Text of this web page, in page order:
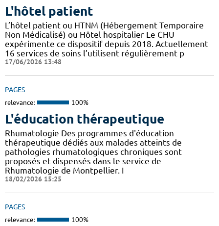
L'hôtel patient
L’hôtel patient ​​ou HTNM (Hébergement Temporaire
Non Médicalisé)​​​​​​ ou Hôtel hospitalier Le CHU
expérimente ce dispositif depuis 2018. Actuellement
16 services de soins l’utilisent régulièrement p
17/06/2026 13:48
PAGES
relevance: 100%
L'éducation thérapeutique
Rhumatologie Des programmes d'éducation
thérapeutique dédiés aux malades atteints de
pathologies rhumatologiques chroniques sont
proposés et dispensés dans le service de
Rhumatologie de Montpellier. I
18/02/2026 15:25
PAGES
relevance: 100%